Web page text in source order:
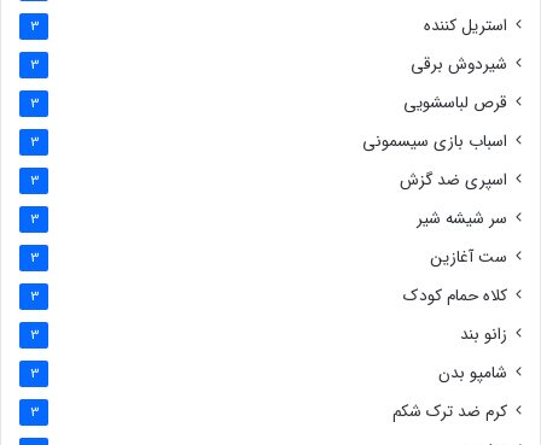
استریل کننده
3
شیردوش برقی 3
قرص لباسشویی 3
اسباب بازی سیسمونی 3
اسپری ضد گزش 3
سر شیشه شیر 3
ست آغازین 3
کلاه حمام کودک 3
زانو بند 3
شامپو بدن 3
کرم ضد ترک شکم 3